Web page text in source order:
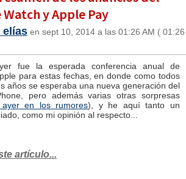
y Apple Pay
elías en sept 10, 2014 a las 01:26 AM ( 01:26
fue la esperada conferencia anual de
para estas fechas, en donde como todos
años se esperaba una nueva generación del
pero además varias otras sorpresas
en los rumores), y he aquí tanto un
como mi opinión al respecto...
artículo...